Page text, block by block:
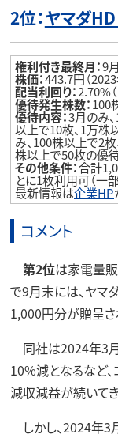
2位：ヤマダHD
権利付き最終月：9
株価：443.7円（
配当利回り：2.70%
優待発生株数：100
優待内容：3月のみ
以上で10枚、1万株
み、100株以上で2
株以上で50枚の優
その他条件：合計
とに1枚利用可（一
最新情報は企業HP
コメント
第2位は家電量販
で9月末には、ヤマ
1,000円分が贈呈さ
同社は2024年3
10%減となるなど
減収減益が続いてき
しかし、2024年3